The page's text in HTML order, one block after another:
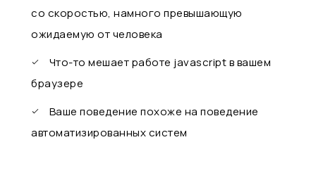
со скоростью, намного превышающую
ожидаемую от человека
Что-то мешает работе javascript в вашем
браузере
Ваше поведение похоже на поведение
автоматизированных систем